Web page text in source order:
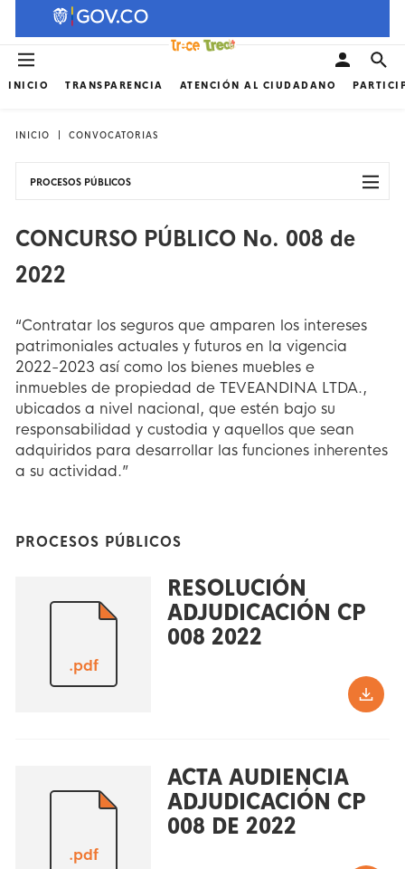
INICIO TRANSPARENCIA ATENCIÓN AL CIUDADANO
INICIO CONVOCATORIAS
PROCESOS PÚBLICOS
CONCURSO PÚBLICO No. 008 de
2022
“Contratar los seguros que amparen los intereses
patrimoniales actuales y futuros en la vigencia
2022-2023 así como los bienes muebles e
inmuebles de propiedad de TEVEANDINA LTDA.,
ubicados a nivel nacional, que estén bajo su
responsabilidad y custodia y aquellos que sean
adquiridos para desarrollar las funciones inherentes
a su actividad.”
PROCESOS PÚBLICOS
.pdf
RESOLUCIÓN
ADJUDICACIÓN CP
008 2022
.pdf
ACTA AUDIENCIA
ADJUDICACIÓN CP
008 DE 2022